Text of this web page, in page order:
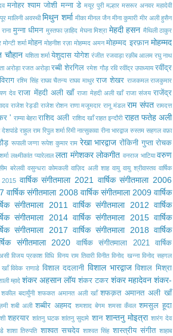
मनोहर श्याम जोशी मन्ना डे मयूर पुरी मल्हार मसरूर अनवर महादेवी
मालिनी अवस्थी मिथुन शर्मा मीका मीनल जैन मीना कुमारी मीर अली हुसैन
मुन्ना धीमन मुस्तफा ज़ाहिद मेघना मिश्रा मेहदी हसन मैथिली ठाकुर
मोन्टी शर्मा मोहन मोहनीश रज़ा मोहम्मद अमन मोहम्मद इरफ़ान मोहम्मद
चौहान यशिता शर्मा येशुदास योगेश रंजीत रजवाड़ा रक़ीब आलम रघु नाथ
अरोड़ा रजत अरोड़ा रब्बी शेरगिल रमेश गौड़ रवि रवींद्र उपाध्याय रवींद्र
रश्मि सिंह राघव चैतन्य राघव माथुर राज शेखर राजकमल राजकुमार
देव राजा मेंहदी अली खाँ राजा मेहदी अली खाँ राजा संजय राजेंद्र
राजेश रेड्डी राजेश रोशन राणा मजूमदार रानू मंडल राम संपत रामदत्त
' राम्या बेहरा राशिद अली राशिद खाँ राहत इन्दौरी राहत फतेह अली
देशपांडे राहुल राम रिपुल शर्मा रिमी नात्सुकावा रीना भारद्वाज रुस्तम सहगल वफ़ा
रूपाली जग्गा रूपेश कुमार राम रेखा भारद्वाज रोंकिनी गुप्ता रोचक
लक्ष्मीकांत प्यारेलाल लता मंगेशकर लोकगीत वनराज भाटिया वरुण
बरेलवी वसुन्धरा कोमकली वाज़िद अली शाह वायु वायु श्रीवास्तव वार्षिक
2015 वार्षिक संगीतमाला 2021
वार्षिक संगीतमाला 2006
वार्षिक संगीतमाला 2008 वार्षिक संगीतमाला 2009 वार्षिक
संगीतमाला 2011 वार्षिक संगीतमाला 2012 वार्षिक
संगीतमाला 2014 वार्षिक संगीतमाला 2015 वार्षिक
संगीतमाला 2017 वार्षिक संगीतमाला 2018 वार्षिक
संगीतमाला 2020 वार्षिक संगीतमाला 2021
वार्षिक
विजय प्रकाश विधि विनय राम तिवारी विनीत विनोद खन्ना विनोद सहगल
खाँ विवेक राणाडे विशाल ददलानी विशाल भारद्वाज विशाल मिश्रा
म्हादे शंकर अहसान लॉय शंकर टकर शंकर महादेवन शंकर-
शकील बदायुँनी शफकत अमानत अली खाँ शफक़त अमानत अली खाँ
शबी अली शब्बीर अहमद शमशाद बेगम शमसा कँवल शमसुल हूदा
शहरयार शांतनु घटक शांतनु सुदामे शान शान्तनु मोइत्रा शारंग देव
शाशा तिरुपति शाश्वत सचदेव शाश्वत सिंह शास्त्रीय संगीत शाहाब